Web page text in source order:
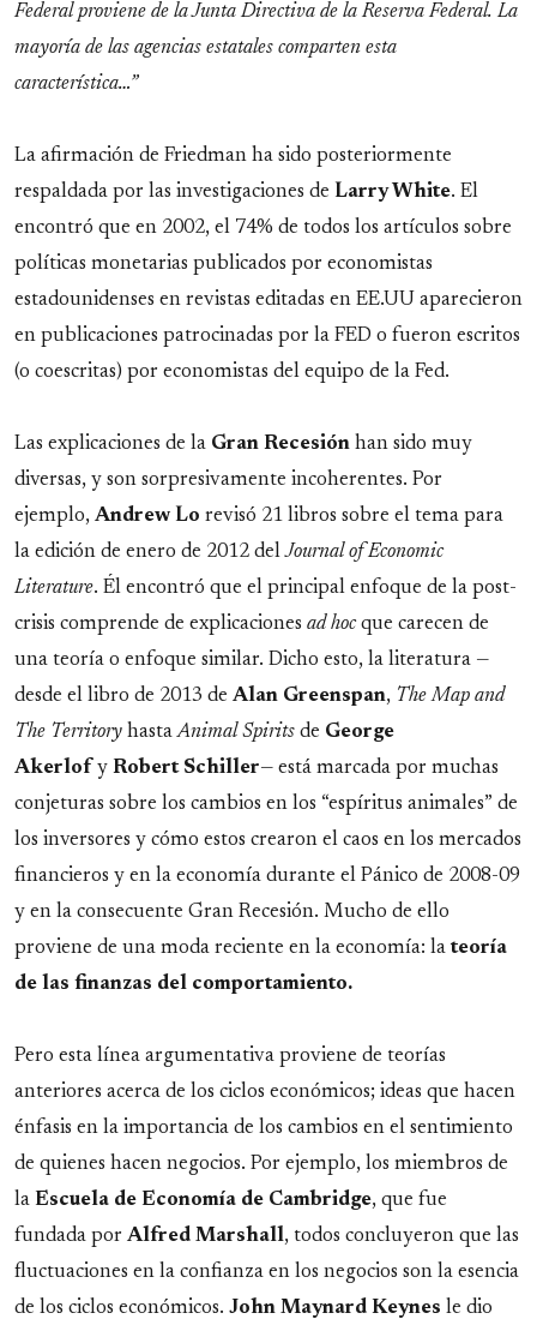
Federal proviene de la Junta Directiva de la Reserva Federal. La
mayoría de las agencias estatales comparten esta
característica…”
La afirmación de Friedman ha sido posteriormente
respaldada por las investigaciones de Larry White. El
encontró que en 2002, el 74% de todos los artículos sobre
políticas monetarias publicados por economistas
estadounidenses en revistas editadas en EE.UU aparecieron
en publicaciones patrocinadas por la FED o fueron escritos
(o coescritas) por economistas del equipo de la Fed.
Las explicaciones de la Gran Recesión han sido muy
diversas, y son sorpresivamente incoherentes. Por
ejemplo, Andrew Lo revisó 21 libros sobre el tema para
la edición de enero de 2012 delJournal of Economic
Literature. Él encontró que el principal enfoque de la post-
crisis comprende de explicaciones ad hocque carecen de
una teoría o enfoque similar. Dicho esto, la literatura —
desde el libro de 2013 de Alan Greenspan, The Map and
The Territory hastaAnimal Spirits de George
Akerlof y Robert Schiller— está marcada por muchas
conjeturas sobre los cambios en los “espíritus animales” de
los inversores y cómo estos crearon el caos en los mercados
financieros y en la economía durante el Pánico de 2008-09
y en la consecuente Gran Recesión. Mucho de ello
proviene de una moda reciente en la economía: la teoría
de las finanzas del comportamiento.
Pero esta línea argumentativa proviene de teorías
anteriores acerca de los ciclos económicos; ideas que hacen
énfasis en la importancia de los cambios en el sentimiento
de quienes hacen negocios. Por ejemplo, los miembros de
la Escuela de Economía de Cambridge, que fue
fundada por Alfred Marshall, todos concluyeron que las
fluctuaciones en la confianza en los negocios son la esencia
de los ciclos económicos. John Maynard Keynes le dio